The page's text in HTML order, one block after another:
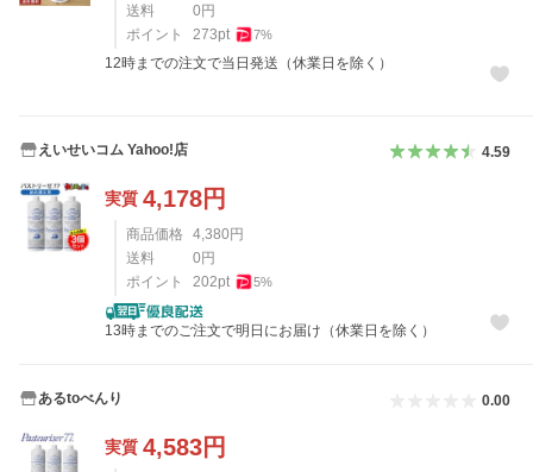
送料
0円
ポイント
273pt 7%
12時までの注文で当日発送（休業日を除く）
えいせいコム Yahoo!店 4.59
実質 4,178円
商品価格 4,380円
送料
0円
ポイント
202pt 5%
13時までのご注文で明日にお届け（休業日を除く）
あるtoべんり 0.00
実質 4,583円